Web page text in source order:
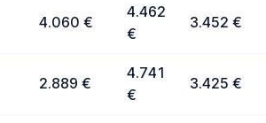
4.060 €
4.462
€
3.452 €
2.889 €
4.741
€
3.425 €